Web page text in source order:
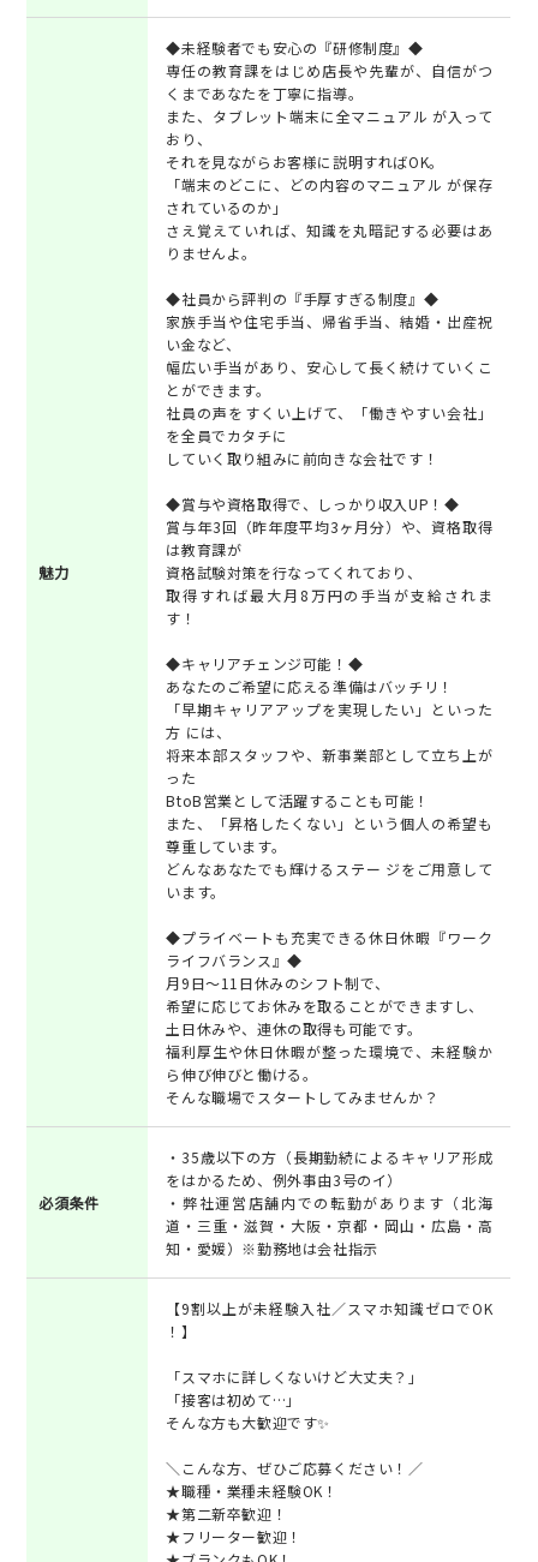
魅力
◆未経験者でも安心の『研修制度』◆
専任の教育課をはじめ店長や先輩が、自信がつ
くまであなたを丁寧に指導。
また、タブレット端末に全マニュアル が入って
おり、
それを見ながらお客様に説明すればOK。
「端末のどこに、どの内容のマニュアル が保存
されているのか」
さえ覚えていれば、知識を丸暗記する必要はあ
りませんよ。
◆社員から評判の『手厚すぎる制度』◆
家族手当や住宅手当、帰省手当、結婚・出産祝
い金など、
幅広い手当があり、安心して長く続けていくこ
とができます。
社員の声をすくい上げて、「働きやすい会社」
を全員でカタチに
していく取り組みに前向きな会社です！
◆賞与や資格取得で、しっかり収入UP！◆
賞与年3回（昨年度平均3ヶ月分）や、資格取得
は教育課が
資格試験対策を行なってくれており、
取得すれば最大月8万円の手当が支給されま
す！
◆キャリアチェンジ可能！◆
あなたのご希望に応える準備はバッチリ！
「早期キャリアアップを実現したい」といった
方 には、
将来本部スタッフや、新事業部として立ち上が
った
BtoB営業として活躍することも可能！
また、「昇格したくない」という個人の希望も
尊重しています。
どんなあなたでも輝けるステー ジをご用意して
います。
◆プライベートも充実できる休日休暇『ワーク
ライフバランス』◆
月9日～11日休みのシフト制で、
希望に応じてお休みを取ることができますし、
土日休みや、連休の取得も可能です。
福利厚生や休日休暇が整った環境で、未経験か
ら伸び伸びと働ける。
そんな職場でスタートしてみませんか？
必須条件
・35歳以下の方（長期勤続によるキャリア形成
をはかるため、例外事由3号のイ）
・弊社運営店舗内での転勤があります（北海
道・三重・滋賀・大阪・京都・岡山・広島・高
知・愛媛）※勤務地は会社指示
【9割以上が未経験入社／スマホ知識ゼロでOK
！】
「スマホに詳しくないけど大丈夫？」
「接客は初めて…」
そんな方も大歓迎です✨
＼こんな方、ぜひご応募ください！／
★職種・業種未経験OK！
★第二新卒歓迎！
★フリーター歓迎！